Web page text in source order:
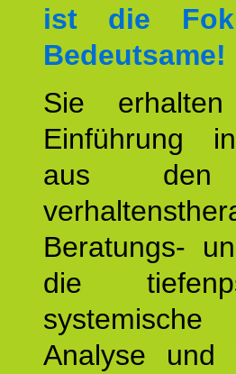
ist die
Bedeutsame!
Sie
Einführung
aus den
Beratungs-
die
Analyse und